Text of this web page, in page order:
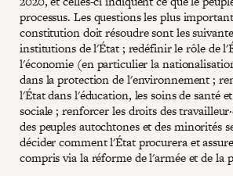
processus. Les questions les plus
constitution doit résoudre sont les
institutions de l'État ; redéfinir le rôle de
l'économie (en particulier la
dans la protection de l'environnement ;
l'État dans l'éducation, les soins de santé
sociale ; renforcer les droits des
des peuples autochtones et des minorités
décider comment l'État procurera et
compris via la réforme de l'armée et de la